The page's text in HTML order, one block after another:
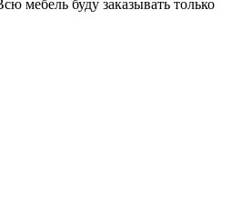
мебель буду заказывать только